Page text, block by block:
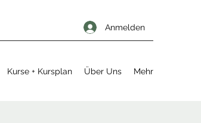
Anmelden
Kurse + Kursplan Über Uns Mehr